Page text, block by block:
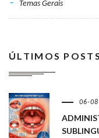
Temas Gerais
ÚLTIMOS POSTS
06-